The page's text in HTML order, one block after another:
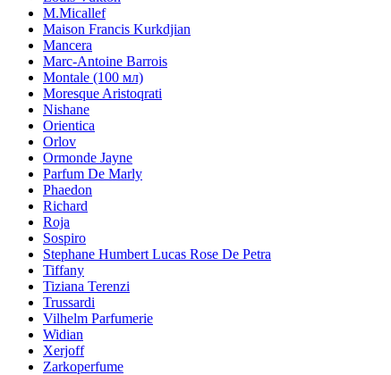
M.Micallef
Maison Francis Kurkdjian
Mancera
Marc-Antoine Barrois
Montale (100 мл)
Moresque Aristoqrati
Nishane
Orientica
Orlov
Ormonde Jayne
Parfum De Marly
Phaedon
Richard
Roja
Sospiro
Stephane Humbert Lucas Rose De Petra
Tiffany
Tiziana Terenzi
Trussardi
Vilhelm Parfumerie
Widian
Xerjoff
Zarkoperfume